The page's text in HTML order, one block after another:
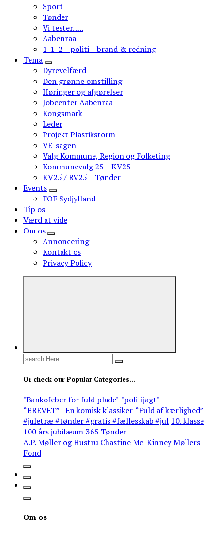
Sport
Tønder
Vi tester…..
Aabenraa
1-1-2 – politi – brand & redning
Tema
Dyrevelfærd
Den grønne omstilling
Høringer og afgørelser
Jobcenter Aabenraa
Kongsmark
Leder
Projekt Plastikstorm
VE-sagen
Valg Kommune, Region og Folketing
Kommunevalg 25 – KV25
KV25 / RV25 – Tønder
Events
FOF Sydjylland
Tip os
Værd at vide
Om os
Annoncering
Kontakt os
Privacy Policy
Search
Or check our Popular Categories...
"Bankofeber for fuld plade" "politijagt"
“BREVET” - En komisk klassiker “Fuld af kærlighed”
#juletræ #tønder #gratis #fællesskab #jul 10. klasse
100 års jubilæum 365 Tønder
A.P. Møller og Hustru Chastine Mc-Kinney Møllers
Fond
Om os